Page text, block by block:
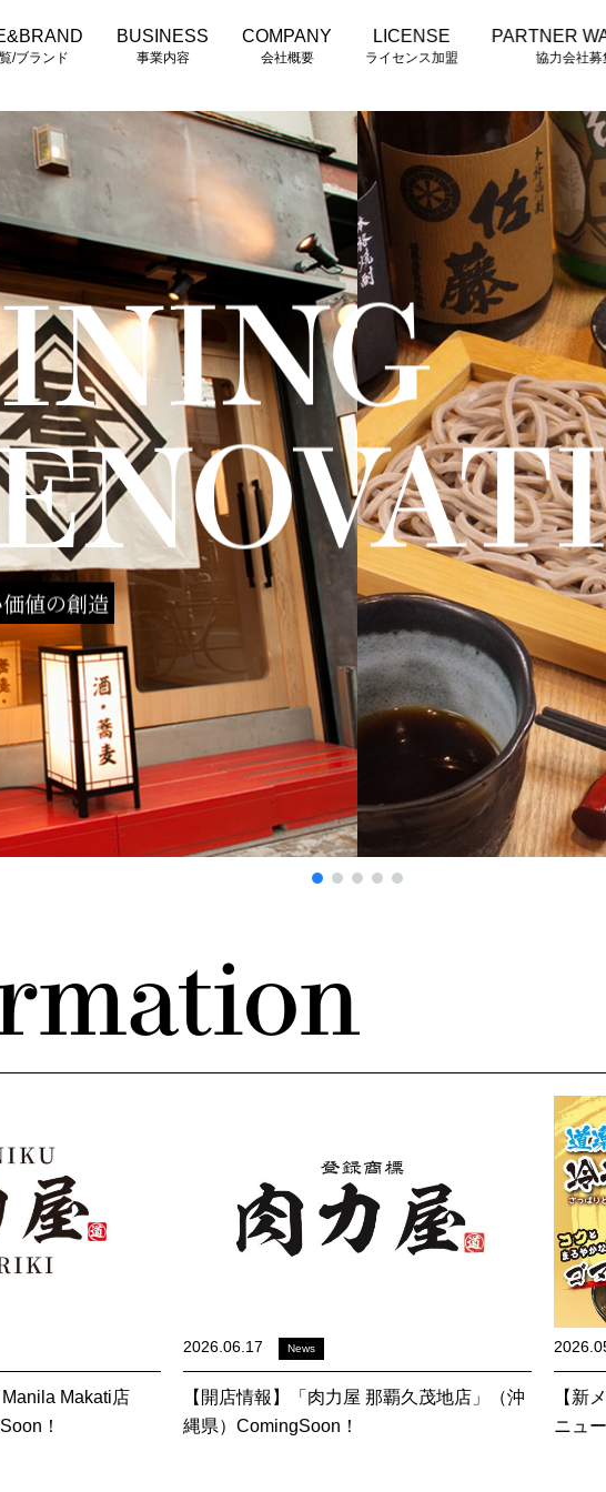
/ブランド
BUSINESS
事業内容
COMPANY
会社概要
LICENSE
ライセンス加盟
PARTNER
協力会社募
値の創造
Manila Makati店
！
2026.06.17 News
【開店情報】「肉力屋 那覇久茂地店」（沖
縄県）ComingSoon！
【新
ニュ